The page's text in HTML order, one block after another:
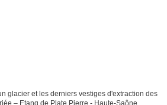
glacier et les derniers vestiges d'extraction des
pierres de meules. Pierre striée – Etang de Plate Pierre - Haute-Saône